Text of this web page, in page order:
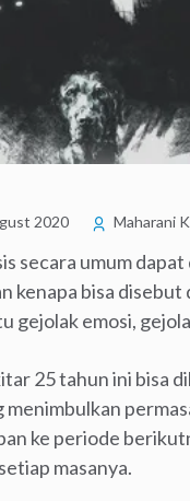
2020 Maharani K
secara umum
kenapa bisa disebut
gejolak emosi,
25 tahun ini bisa
menimbulkan
ke periode
masanya.